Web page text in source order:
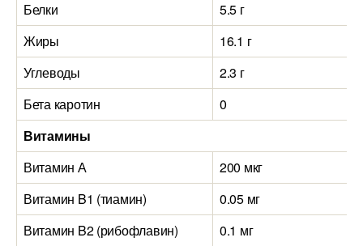
Белки
5.5 г
Жиры
16.1 г
Углеводы
2.3 г
Бета каротин
0
Витамины
Витамин А
200 мкг
Витамин B1 (тиамин)
0.05 мг
Витамин B2 (рибофлавин)
0.1 мг